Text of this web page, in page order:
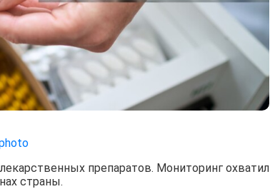
препаратов. Мониторинг охватил
страны.